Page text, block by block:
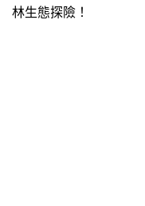
林生態探險！